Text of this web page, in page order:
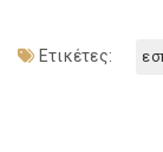
Ετικέτες: